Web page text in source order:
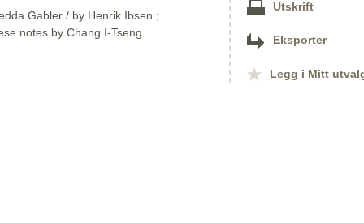
Gabler / by Henrik Ibsen ;
notes by Chang I-Tseng
Utskrift
Eksporter
Legg i Mitt